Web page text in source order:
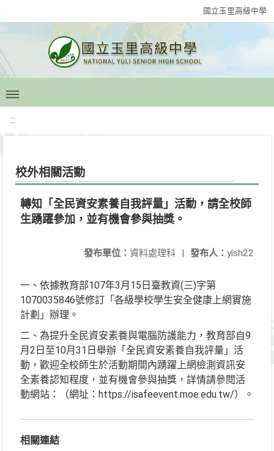
國立玉里高級中學
:::
校外相關活動
轉知「全民資安素養自我評量」活動，請全校師
生踴躍參加，並有機會參與抽獎。
發布人： ylsh22
發布單位： 資料處理科 |
一、依據教育部107年3月15日臺教資(三)字第
1070035846號修訂「各級學校學生安全健康上網實施
計劃」辦理。
二、為提升全民資安素養與電腦防護能力，教育部自9
月2日至10月31日舉辦「全民資安素養自我評量」活
動，歡迎全校師生於活動期間內踴躍上網檢測資訊安
全素養認知程度，並有機會參與抽獎，詳情請參閱活
動網站：（網址：https://isafeevent.moe.edu.tw/）。
相關連結